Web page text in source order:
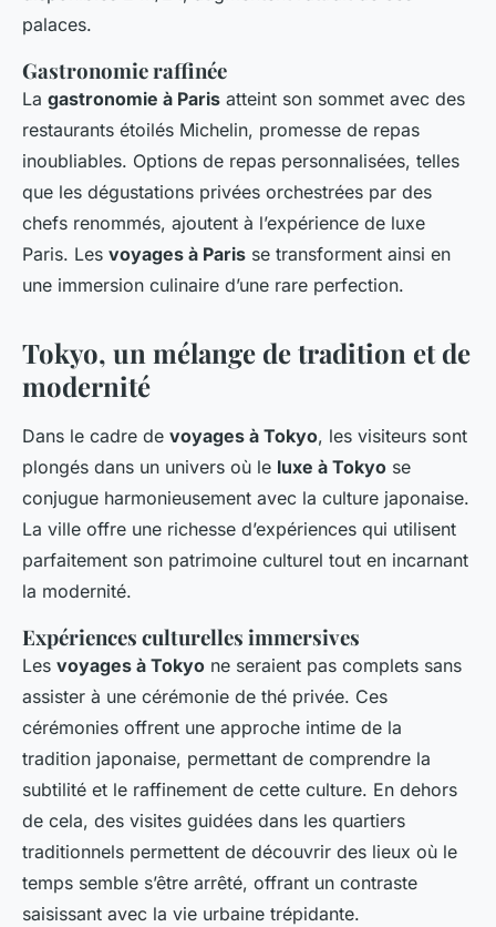
palaces.
Gastronomie raffinée
La gastronomie à Paris atteint son sommet avec des
restaurants étoilés Michelin, promesse de repas
inoubliables. Options de repas personnalisées, telles
que les dégustations privées orchestrées par des
chefs renommés, ajoutent à l’expérience de luxe
Paris. Les voyages à Paris se transforment ainsi en
une immersion culinaire d’une rare perfection.
Tokyo, un mélange de tradition et de
modernité
Dans le cadre de voyages à Tokyo, les visiteurs sont
plongés dans un univers où le luxe à Tokyo se
conjugue harmonieusement avec la culture japonaise.
La ville offre une richesse d’expériences qui utilisent
parfaitement son patrimoine culturel tout en incarnant
la modernité.
Expériences culturelles immersives
Les voyages à Tokyo ne seraient pas complets sans
assister à une cérémonie de thé privée. Ces
cérémonies offrent une approche intime de la
tradition japonaise, permettant de comprendre la
subtilité et le raffinement de cette culture. En dehors
de cela, des visites guidées dans les quartiers
traditionnels permettent de découvrir des lieux où le
temps semble s’être arrêté, offrant un contraste
saisissant avec la vie urbaine trépidante.